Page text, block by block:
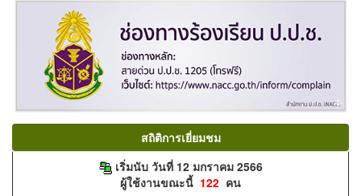
สถิติการเยี่ยมชม
เริ่มนับ วันที่ 12 มกราคม 2566
ผู้ใช้งานขณะนี้ 122 คน